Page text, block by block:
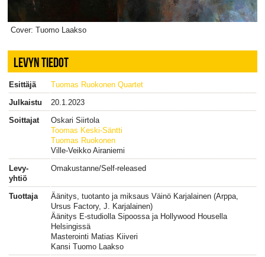
Cover: Tuomo Laakso
LEVYN TIEDOT
Esittäjä
Tuomas Ruokonen Quartet
Julkaistu
20.1.2023
Soittajat
Oskari Siirtola
Toomas Keski-Säntti
Tuomas Ruokonen
Ville-Veikko Airaniemi
Levy-
yhtiö
Omakustanne/Self-released
Tuottaja
Äänitys, tuotanto ja miksaus Väinö Karjalainen (Arppa,
Ursus Factory, J. Karjalainen)
Äänitys E-studiolla Sipoossa ja Hollywood Housella
Helsingissä
Masterointi Matias Kiiveri
Kansi Tuomo Laakso